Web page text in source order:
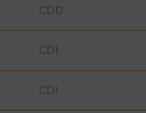
CDD
CDI
CDI